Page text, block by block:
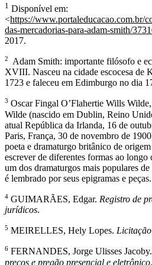
1 Disponível em:
<https://www.portaleducacao.com.br/
das-mercadorias-para-adam-smith/
2017.
2
Adam Smith: importante filósofo e
XVIII. Nasceu na cidade escocesa de
1723 e faleceu em Edimburgo no dia
3 Oscar Fingal O’Flahertie Wills
Wilde (nascido em Dublin, Reino
atual República da Irlanda, 16 de
Paris, França, 30 de novembro de
poeta e dramaturgo britânico de
escrever de diferentes formas ao longo
um dos dramaturgos mais populares
é lembrado por seus epigramas e peças.
4 GUIMARÃES, Edgar. Registro de
jurídicos.
5 MEIRELLES, Hely Lopes.
6 FERNANDES, Jorge Ulisses Jacoby.
preços e pregão presencial e eletrônico